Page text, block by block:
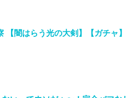
【闇はらう光の大剣】【ガチャ】